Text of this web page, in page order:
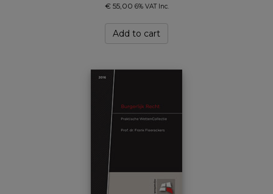
€55,00 6% VAT Inc.
Add to cart